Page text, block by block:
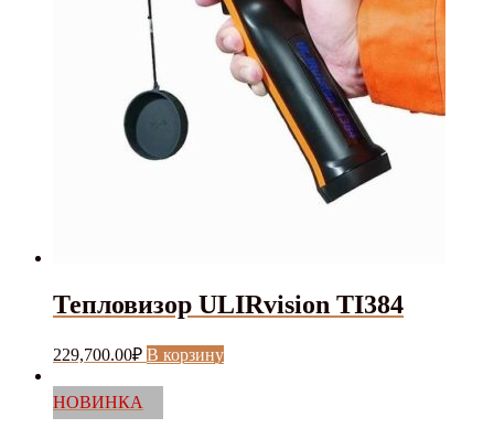
Тепловизор ULIRvision TI384
229,700.00₽ В корзину
НОВИНКА